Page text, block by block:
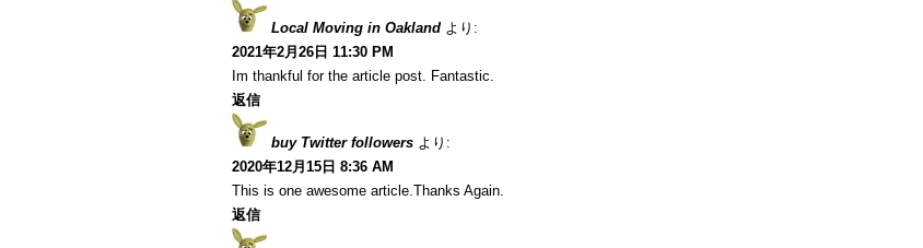
Local Moving in Oakland より:
2021年2月26日 11:30 PM
Im thankful for the article post. Fantastic.
返信
buy Twitter followers より:
2020年12月15日 8:36 AM
This is one awesome article.Thanks Again.
返信